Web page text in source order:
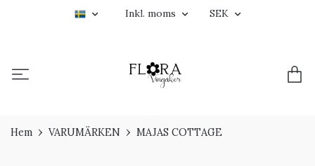
Inkl. moms SEK
Hem VARUMÄRKEN MAJAS COTTAGE